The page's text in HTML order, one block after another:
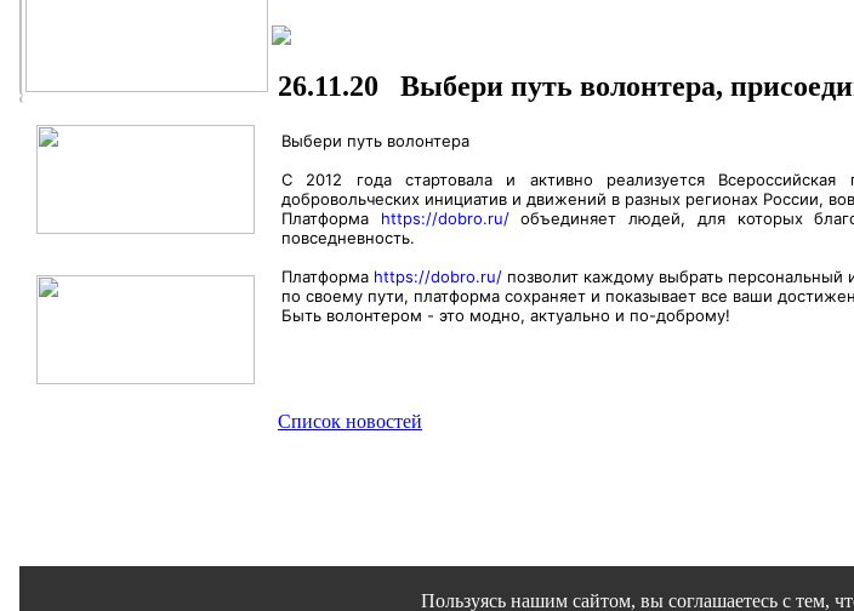
26.11.20 Выбери путь волонтера,
Выбери путь волонтера
С 2012 года стартовала и активно реализуется
добровольческих инициатив и движений в разных регионах России,
Платформа https://dobro.ru/объединяет людей, для которых
повседневность.
Платформа https://dobro.ru/ позволит каждому выбрать персональный
по своему пути, платформа сохраняет и показывает все ваши
Быть волонтером - это модно, актуально и по-доброму!
Список новостей
Пользуясь нашим сайтом, вы соглашаетесь с тем,